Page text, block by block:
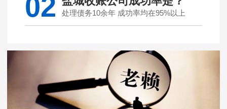
02 处理债务10余年 成功率均在95%以上